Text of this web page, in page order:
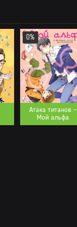
0%
Атака титанов -
Мой альфа